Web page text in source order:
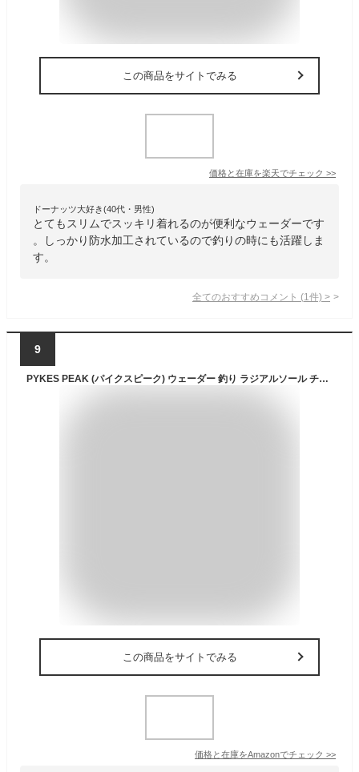
この商品をサイトでみる
価格と在庫を楽天でチェック >>
ドーナッツ大好き(40代・男性)
とてもスリムでスッキリ着れるのが便利なウェーダーです
。しっかり防水加工されているので釣りの時にも活躍しま
す。
全てのおすすめコメント (1 件) >
9
PYKES PEAK (パイクスピーク) ウェーダー 釣り ラジアルソール チェストハイ サーフ 選べる2タイプ 完全防水 PVC 内側がベタつかない
この商品をサイトでみる
価格と在庫をAmazonでチェック >>